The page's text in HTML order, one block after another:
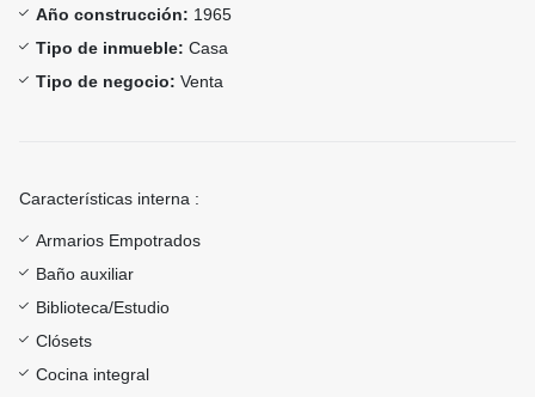
Año construcción: 1965
Tipo de inmueble: Casa
Tipo de negocio: Venta
Características interna :
Armarios Empotrados
Baño auxiliar
Biblioteca/Estudio
Clósets
Cocina integral